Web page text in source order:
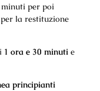
minuti per poi
per la restituzione
1 ora e 30 minuti e
principianti